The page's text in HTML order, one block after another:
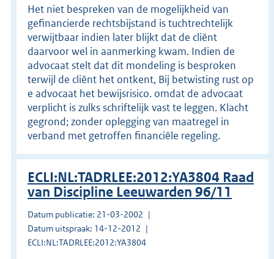
Het niet bespreken van de mogelijkheid van
gefinancierde rechtsbijstand is tuchtrechtelijk
verwijtbaar indien later blijkt dat de cliënt
daarvoor wel in aanmerking kwam. Indien de
advocaat stelt dat dit mondeling is besproken
terwijl de cliënt het ontkent, Bij betwisting rust op
e advocaat het bewijsrisico. omdat de advocaat
verplicht is zulks schriftelijk vast te leggen. Klacht
gegrond; zonder oplegging van maatregel in
verband met getroffen financiële regeling.
ECLI:NL:TADRLEE:2012:YA3804 Raad
van Discipline Leeuwarden 96/11
Datum publicatie: 21-03-2002
Datum uitspraak: 14-12-2012
ECLI:NL:TADRLEE:2012:YA3804